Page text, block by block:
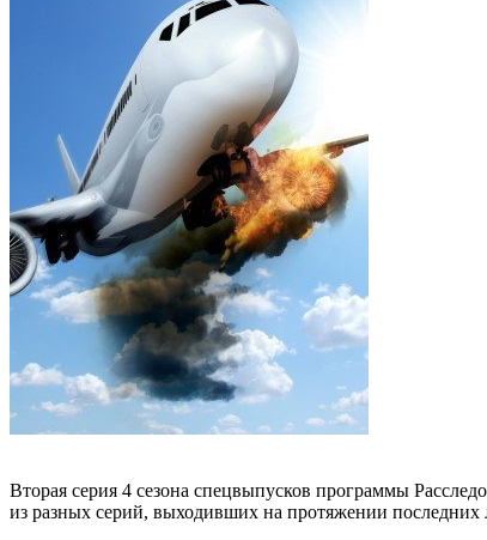
Вторая серия 4 сезона спецвыпусков программы
из разных серий, выходивших на протяжении последних